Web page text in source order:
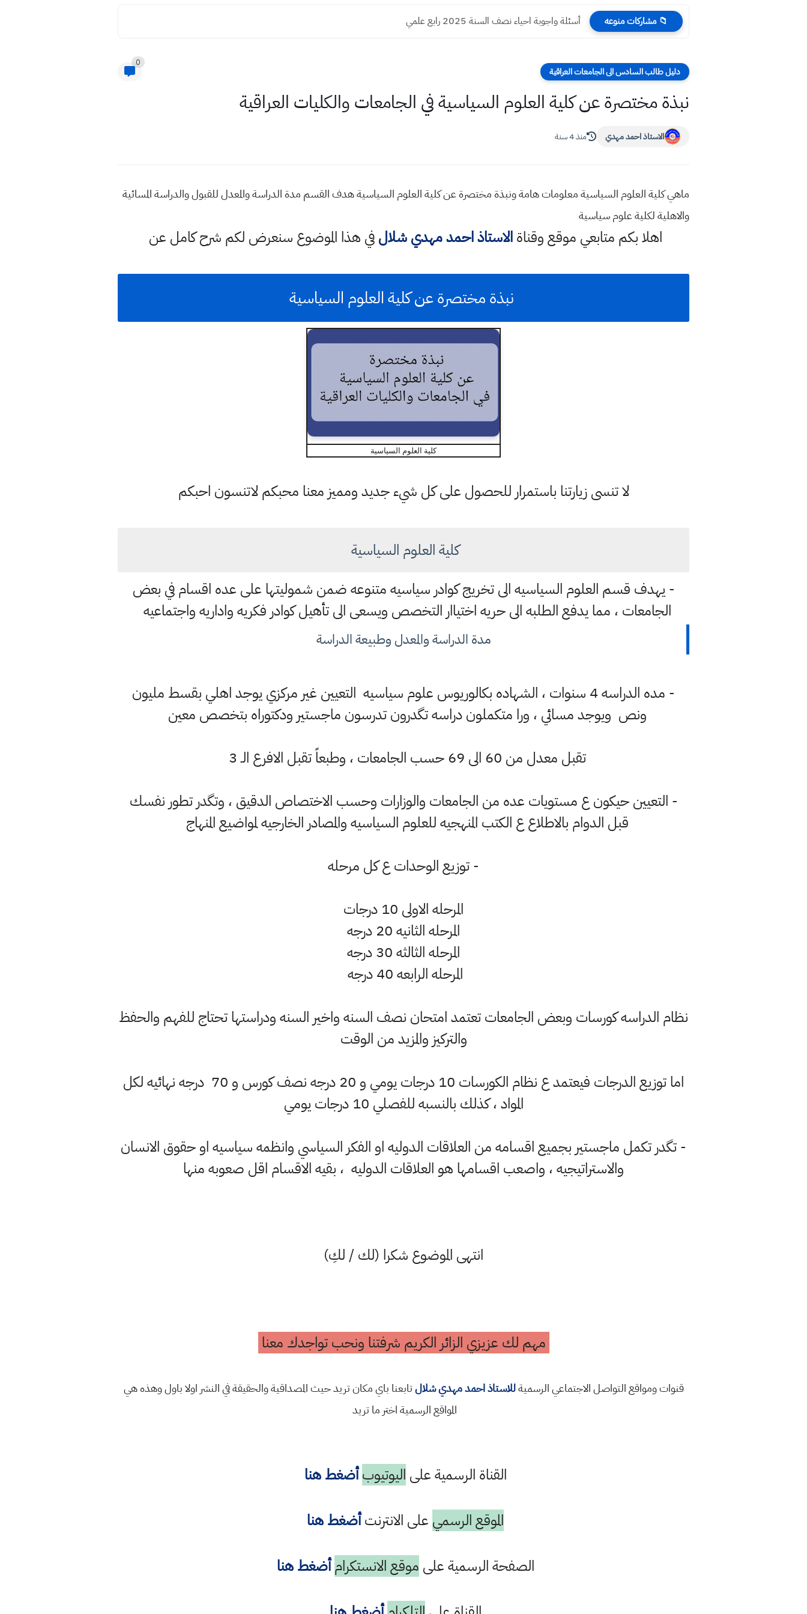
📁 مشاركات منوعه أسئلة واجوبة احياء نصف السنة 2025 رابع علمي
دليل طالب السادس الى الجامعات العراقية
0
نبذة مختصرة عن كلية العلوم السياسية في الجامعات والكليات العراقية
الاستاذ احمد مهدي منذ 4 سنة
ماهي كلية العلوم السياسية معلومات هامة ونبذة مختصرة عن كلية العلوم السياسية هدف القسم مدة الدراسة والمعدل للقبول والدراسة المسائية
والاهلية لكلية علوم سياسية
اهلا بكم متابعي موقع وقناةالاستاذ احمد مهدي شلالفي هذا الموضوع سنعرض لكم شرح كامل عن
نبذة مختصرة عن كلية العلوم السياسية
كلية العلوم السياسية
لا تنسى زيارتنا باستمرار للحصول على كل شيء جديد ومميز معنا محبكم لاتنسون احبكم
كلية العلوم السياسية
- يهدف قسم العلوم السياسيه الى تخريج كوادر سياسيه متنوعه ضمن شموليتها على عده اقسام في بعض
الجامعات ، مما يدفع الطلبه الى حريه اختياار التخصص ويسعى الى تأهيل كوادر فكريه واداريه واجتماعيه
مدة الدراسة والمعدل وطبيعة الدراسة
- مده الدراسه 4 سنوات ، الشهاده بكالوريوس علوم سياسيه التعيين غير مركزي يوجد اهلي بقسط مليون
ونص ويوجد مسائي ، ورا متكملون دراسه تگدرون تدرسون ماجستير ودكتوراه بتخصص معين
تقبل معدل من 60 الى 69 حسب الجامعات ، وطبعاً تقبل الافرع الـ 3
- التعيين حيكون ع مستويات عده من الجامعات والوزارات وحسب الاختصاص الدقيق ، وتگدر تطور نفسك
قبل الدوام بالاطلاع ع الكتب المنهجيه للعلوم السياسيه والمصادر الخارجيه لمواضيع المنهاج
- توزيع الوحدات ع كل مرحله
المرحله الاولى 10 درجات
المرحله الثانيه 20 درجه
المرحله الثالثه 30 درجه
المرحله الرابعه 40 درجه
نظام الدراسه كورسات وبعض الجامعات تعتمد امتحان نصف السنه واخير السنه ودراستها تحتاج للفهم والحفظ
والتركيز والمزيد من الوقت
اما توزيع الدرجات فيعتمد ع نظام الكورسات 10 درجات يومي و 20 درجه نصف كورس و 70 درجه نهائيه لكل
المواد ، كذلك بالنسبه للفصلي 10 درجات يومي
- تگدر تكمل ماجستير بجميع اقسامه من العلاقات الدوليه او الفكر السياسي وانظمه سياسيه او حقوق الانسان
والاستراتيجيه ، واصعب اقسامها هو العلاقات الدوليه ، بقيه الاقسام اقل صعوبه منها
انتهى الموضوع شكرا (لك / لكِ)
مهم لك عزيزي الزائر الكريم شرفتنا ونحب تواجدك معنا
قنوات ومواقع التواصل الاجتماعي الرسميةللاستاذ احمد مهدي شلالتابعنا باي مكان تريد حيث المصداقية والحقيقة في النشر اولا باول وهذه هي
المواقع الرسمية اختر ما تريد
القناة الرسمية على اليوتيوب أضغط هنا
الموقع الرسمي على الانترنتأضغط هنا
الصفحة الرسمية على موقع الانستكرام أضغط هنا